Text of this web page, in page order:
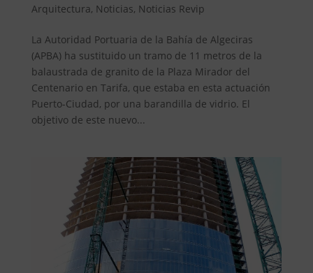
Arquitectura, Noticias, Noticias Revip
La Autoridad Portuaria de la Bahía de Algeciras
(APBA) ha sustituido un tramo de 11 metros de la
balaustrada de granito de la Plaza Mirador del
Centenario en Tarifa, que estaba en esta actuación
Puerto-Ciudad, por una barandilla de vidrio. El
objetivo de este nuevo...